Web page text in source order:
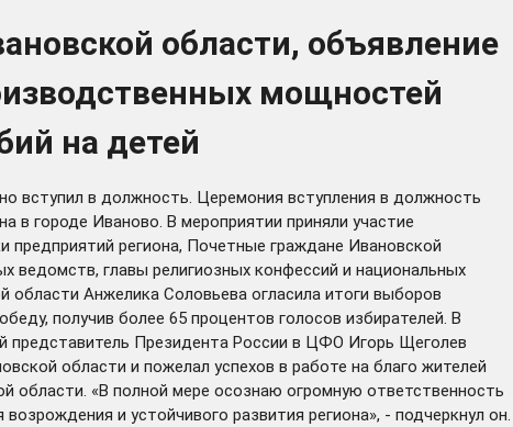
области, объявление
мощностей
на детей
вступил в должность. Церемония вступления в должность
в городе Иваново. В мероприятии приняли участие
региона, Почетные граждане Ивановской
главы религиозных конфессий и национальных
области Анжелика Соловьева огласила итоги выборов
получив более 65 процентов голосов избирателей. В
представитель Президента России в ЦФО Игорь Щеголев
области и пожелал успехов в работе на благо жителей
области. «В полной мере осознаю огромную ответственность
и устойчивого развития региона», - подчеркнул он.